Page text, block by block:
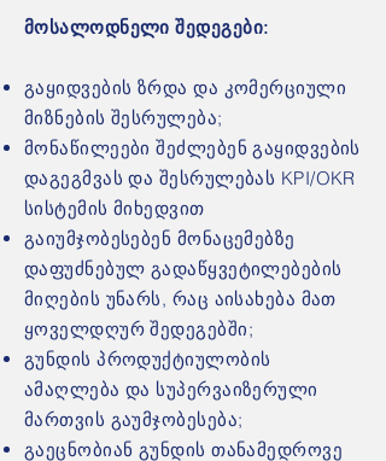
მოსალოდნელი შედეგები:
გაყიდვების ზრდა და კომერციული
მიზნების შესრულება;
მონაწილეები შეძლებენ გაყიდვების
დაგეგმვას და შესრულებას KPI/OKR
სისტემის მიხედვით
გაიუმჯობესებენ მონაცემებზე
დაფუძნებულ გადაწყვეტილებების
მიღების უნარს, რაც აისახება მათ
ყოველდღურ შედეგებში;
გუნდის პროდუქტიულობის
ამაღლება და სუპერვაიზერული
მართვის გაუმჯობესება;
გაეცნობიან გუნდის თანამედროვე